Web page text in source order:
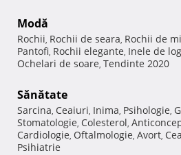
Modă
Rochii, Rochii de seara, Rochii de
Pantofi, Rochii elegante, Inele de
Ochelari de soare, Tendinte 2020
Sănătate
Sarcina, Ceaiuri, Inima, Psihologie,
Stomatologie, Colesterol,
Cardiologie, Oftalmologie, Avort,
Psihiatrie